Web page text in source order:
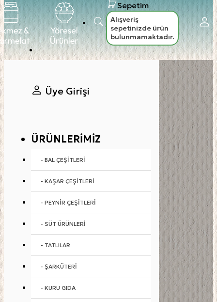
Sepetim
Alışveriş
sepetinizde ürün
bulunmamaktadır.
Üye Girişi
ÜRÜNLERIMIZ
- BAL ÇEŞITLERI
- KAŞAR ÇEŞITLERI
- PEYNIR ÇEŞITLERI
- SÜT ÜRÜNLERI
- TATLILAR
- ŞARKÜTERI
- KURU GIDA